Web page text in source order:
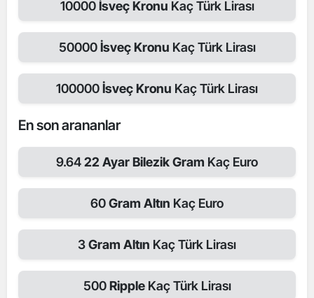
10000İsveç Kronu Kaç Türk Lirası
50000İsveç Kronu Kaç Türk Lirası
100000İsveç Kronu Kaç Türk Lirası
En son arananlar
9.6422 Ayar Bilezik Gram Kaç Euro
60Gram Altın Kaç Euro
3Gram Altın Kaç Türk Lirası
500Ripple Kaç Türk Lirası